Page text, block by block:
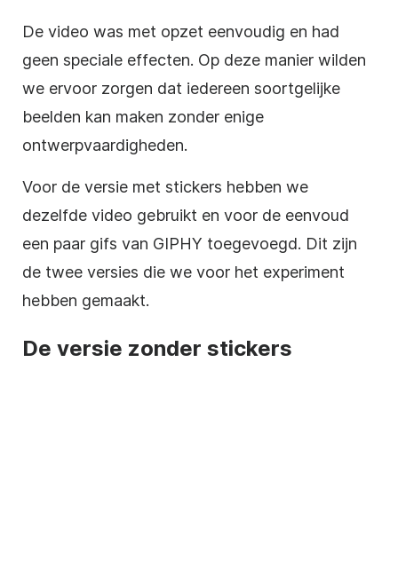
De video was met opzet eenvoudig en had
geen speciale effecten. Op deze manier wilden
we ervoor zorgen dat iedereen soortgelijke
beelden kan maken zonder enige
ontwerpvaardigheden.
Voor de versie met stickers hebben we
dezelfde video gebruikt en voor de eenvoud
een paar gifs van GIPHY toegevoegd. Dit zijn
de twee versies die we voor het experiment
hebben gemaakt.
De versie zonder stickers